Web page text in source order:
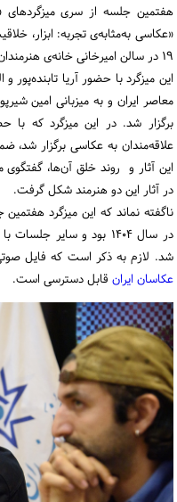
۱۹ در سالن امیرخانی خانه‌ی هنرمندان ایران برگزار شد.
این میزگرد با حضور آریا
معاصر ایران و به میزبانی امین
برگزار شد. در این میزگرد که با
علاقه‌مندان به عکاسی برگزار شد،
این آثار و روند خلق آن‌ها،
در آثار این دو هنرمند شکل گرفت.
ناگفته نماند که این میزگرد
در سال ۱۴۰۴ بود و سایر
شد. لازم به ذکر است که فایل
عکاسان ایران قابل دسترسی است.